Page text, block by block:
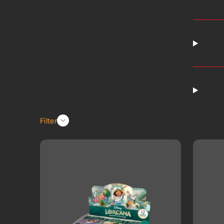
Filter